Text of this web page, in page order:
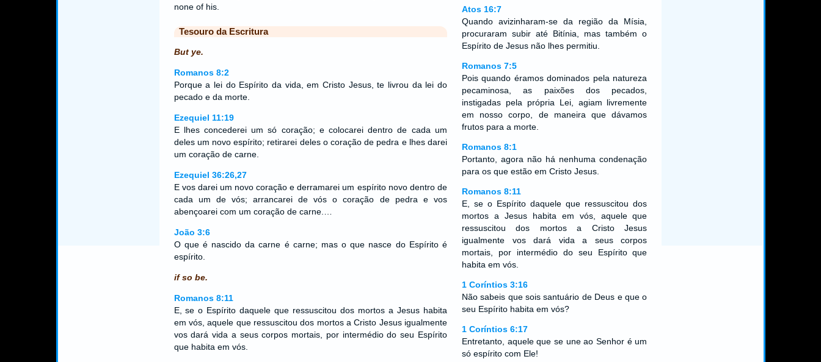
none of his.
Tesouro da Escritura
But ye.
Romanos 8:2
Porque a lei do Espírito da vida, em Cristo Jesus, te livrou da lei do
pecado e da morte.
Ezequiel 11:19
E lhes concederei um só coração; e colocarei dentro de cada um
deles um novo espírito; retirarei deles o coração de pedra e lhes darei
um coração de carne.
Ezequiel 36:26,27
E vos darei um novo coração e derramarei um espírito novo dentro de
cada um de vós; arrancarei de vós o coração de pedra e vos
abençoarei com um coração de carne.…
João 3:6
O que é nascido da carne é carne; mas o que nasce do Espírito é
espírito.
if so be.
Romanos 8:11
E, se o Espírito daquele que ressuscitou dos mortos a Jesus habita
em vós, aquele que ressuscitou dos mortos a Cristo Jesus igualmente
vos dará vida a seus corpos mortais, por intermédio do seu Espírito
que habita em vós.
Atos 16:7
Quando avizinharam-se da região da Mísia,
procuraram subir até Bitínia, mas também o
Espírito de Jesus não lhes permitiu.
Romanos 7:5
Pois quando éramos dominados pela natureza
pecaminosa, as paixões dos pecados,
instigadas pela própria Lei, agiam livremente
em nosso corpo, de maneira que dávamos
frutos para a morte.
Romanos 8:1
Portanto, agora não há nenhuma condenação
para os que estão em Cristo Jesus.
Romanos 8:11
E, se o Espírito daquele que ressuscitou dos
mortos a Jesus habita em vós, aquele que
ressuscitou dos mortos a Cristo Jesus
igualmente vos dará vida a seus corpos
mortais, por intermédio do seu Espírito que
habita em vós.
1 Coríntios 3:16
Não sabeis que sois santuário de Deus e que o
seu Espírito habita em vós?
1 Coríntios 6:17
Entretanto, aquele que se une ao Senhor é um
só espírito com Ele!